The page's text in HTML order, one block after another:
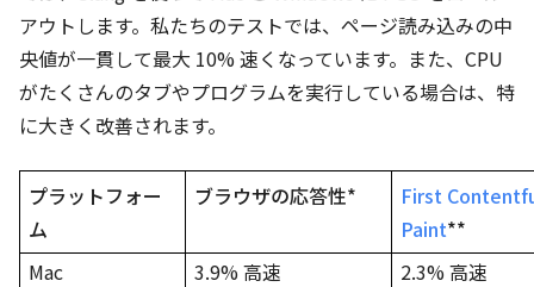
アウトします。私たちのテストでは、ページ読み込みの中
央値が一貫して最大 10% 速くなっています。また、CPU
がたくさんのタブやプログラムを実行している場合は、特
に大きく改善されます。
プラットフォー
ム
ブラウザの応答性*
First
Paint**
Mac
3.9% 高速
2.3% 高速